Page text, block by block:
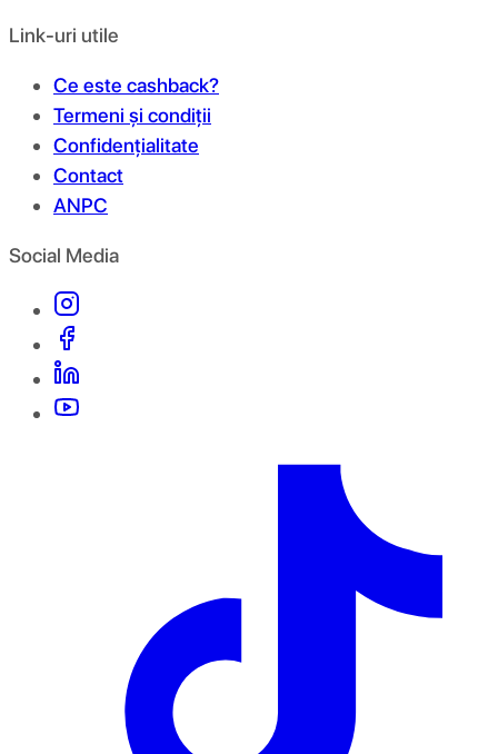
Link-uri utile
Ce este cashback?
Termeni și condiții
Confidențialitate
Contact
ANPC
Social Media